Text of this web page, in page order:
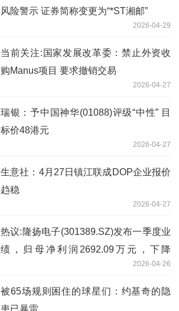
风险警示 证券简称变更为“*ST湘邮”
2026-04-29
当前关注:国家发展改革委：禁止外资收
购Manus项目 要求撤销交易
2026-04-27
瑞银：予中国神华(01088)评级“中性” 目
标价48港元
2026-04-27
生意社：4月27日镇江联成DOP企业报价
趋稳
2026-04-27
热议:隆扬电子(301389.SZ)发布一季度业
绩，归母净利润2692.09万元，下降
2026-04-26
被65场规则困住的球星们：约基奇的隐